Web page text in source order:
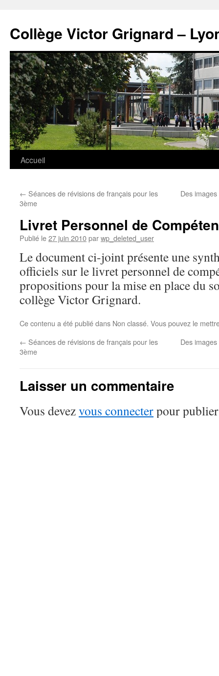
contenu
Collège Victor Grignard –
Accueil
← Séances de révisions de français pour les
3ème
Des
Livret Personnel de
Publié le27 juin 2010parwp_deleted_user
Le document ci-joint présente une
officiels sur le livret personnel de
propositions pour la mise en place du
collège Victor Grignard.
Ce contenu a été publié dans Non classé. Vous pouvez le
← Séances de révisions de français pour les
3ème
Des
Laisser un commentaire
Vous devezvous connecterpour